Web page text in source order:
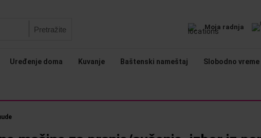
Pretražite Moja radnja
Uređenje doma Kuvanje Baštenski nameštaj Slobodno vreme